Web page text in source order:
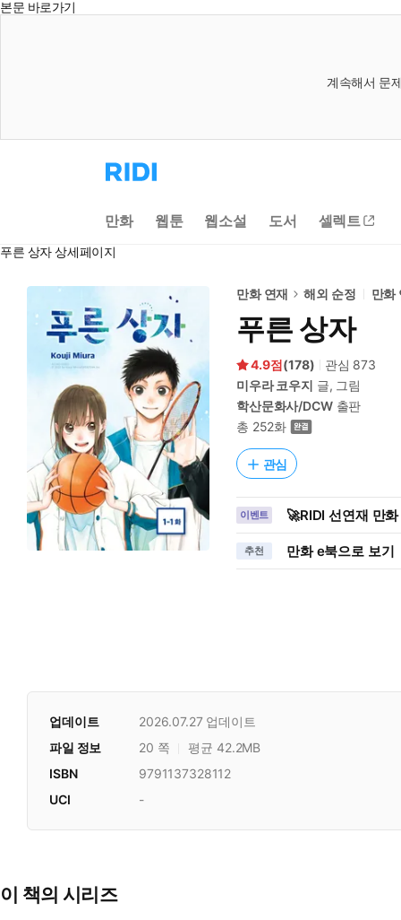
본문 바로가기
계속해서 문
리
디
으
로
동
만화 웹툰 웹소설 도서 셀렉트
푸른 상자 상세페이지
만화 연재 해외 순정 만화
푸른 상자
4.9 (178) 관심 873
미우라 코우지 글, 그림
학산문화사/DCW출판
총 252화
관심
이벤트 🚀RIDI 선연재 만
추천 만화 e북으로 보기
업데이트 2026.07.27업데이트
파일 정보 20 쪽
평균 42.2MB
ISBN
9791137328112
UCI
-
이 책의 시리즈